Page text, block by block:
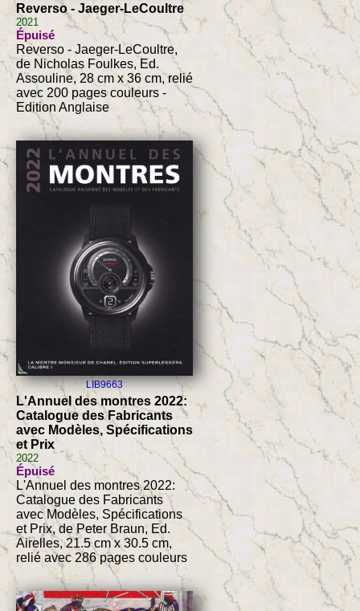
Reverso - Jaeger-LeCoultre
2021
Épuisé
Reverso - Jaeger-LeCoultre,
de Nicholas Foulkes, Ed.
Assouline, 28 cm x 36 cm, relié
avec 200 pages couleurs -
Edition Anglaise
LIB9663
L'Annuel des montres 2022:
Catalogue des Fabricants
avec Modèles, Spécifications
et Prix
2022
Épuisé
L'Annuel des montres 2022:
Catalogue des Fabricants
avec Modèles, Spécifications
et Prix, de Peter Braun, Ed.
Airelles, 21.5 cm x 30.5 cm,
relié avec 286 pages couleurs